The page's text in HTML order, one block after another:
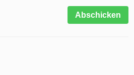
Abschicken